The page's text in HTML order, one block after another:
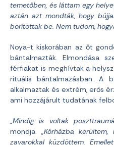
temetőben, és láttam egy
aztán azt mondták, hogy
borítottak be. Nem tudom,
Noya-t kiskorában az őt
bántalmazták. Elmondása
férfiakat is meghívtak a
rituális bántalmazásban. A
alkalmaztak és extrém, erős
ami hozzájárult tudatának
„Mindig is voltak
mondja.„Kórházba
zavarokkal küzdöttem.